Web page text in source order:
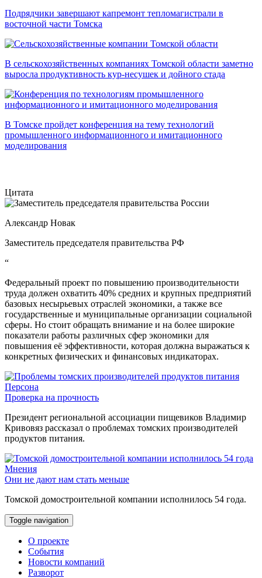
Подрядчики завершают капремонт тепломагистрали в
восточной части Томска
В сельскохозяйственных компаниях Томской области заметно
выросла продуктивность кур-несушек и дойного стада
В Томске пройдет конференция на тему технологий
промышленного информационного и имитационного
моделирования
Цитата
Александр Новак
Заместитель председателя правительства РФ
“
Федеральный проект по повышению производительности
труда должен охватить 40% средних и крупных предприятий
базовых несырьевых отраслей экономики, а также все
государственные и муниципальные организации социальной
сферы. Но стоит обращать внимание и на более широкие
показатели работы различных сфер экономики для
повышения её эффективности, которая должна выражаться к
конкретных физических и финансовых индикаторах.
Персона
Проверка на прочность
Президент региональной ассоциации пищевиков Владимир
Кривовяз рассказал о проблемах томских производителей
продуктов питания.
Мнения
Они не дают нам стать меньше
Томской домостроительной компании исполнилось 54 года.
Toggle navigation
О проекте
События
Новости компаний
Разворот